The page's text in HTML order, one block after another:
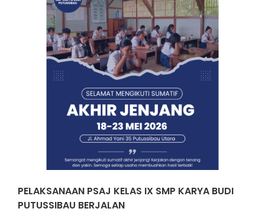
PELAKSANAAN PSAJ KELAS IX SMP KARYA BUDI
PUTUSSIBAU BERJALAN